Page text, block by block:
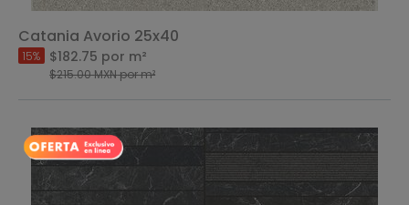
Catania Avorio 25x40
15% $182.75 por m²
$215.00MXNpor m²